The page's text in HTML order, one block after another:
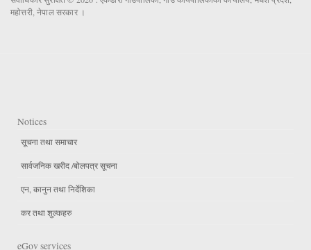
महोत्तरी, नेपाल सरकार ।
Notices
सूचना तथा समाचार
सार्वजनिक खरीद /बोलपत्र सूचना
एन, कानुन तथा निर्देशिका
कर तथा शुल्कहरु
eGov services